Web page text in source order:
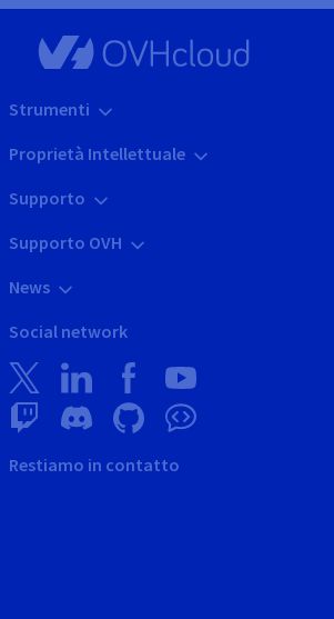
Strumenti
Proprietà Intellettuale
Supporto
Supporto OVH
News
Social network
Restiamo in contatto